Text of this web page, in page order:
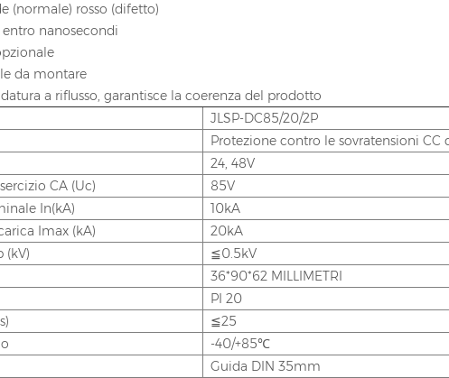
(normale) rosso (difetto)
entro nanosecondi
da montare
a riflusso, garantisce la coerenza del prodotto
JLSP-DC85/20/2P
Protezione contro le sovratensioni CC
24, 48V
CA (Uc)
85V
In(kA)
10kA
Imax (kA)
20kA
(kV)
≦0.5kV
36*90*62 MILLIMETRI
PI 20
≦25
-40/+85℃
Guida DIN 35mm